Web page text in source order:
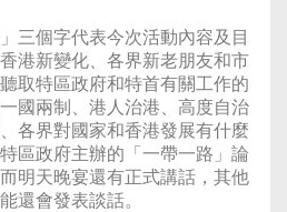
三個字代表今次活動內容及目
港新變化、各界新老朋友和市
取特區政府和特首有關工作的
國兩制、港人治港、高度自治
各界對國家和香港發展有什麼
區政府主辦的「一帶一路」論
明天晚宴還有正式講話，其他
還會發表談話。